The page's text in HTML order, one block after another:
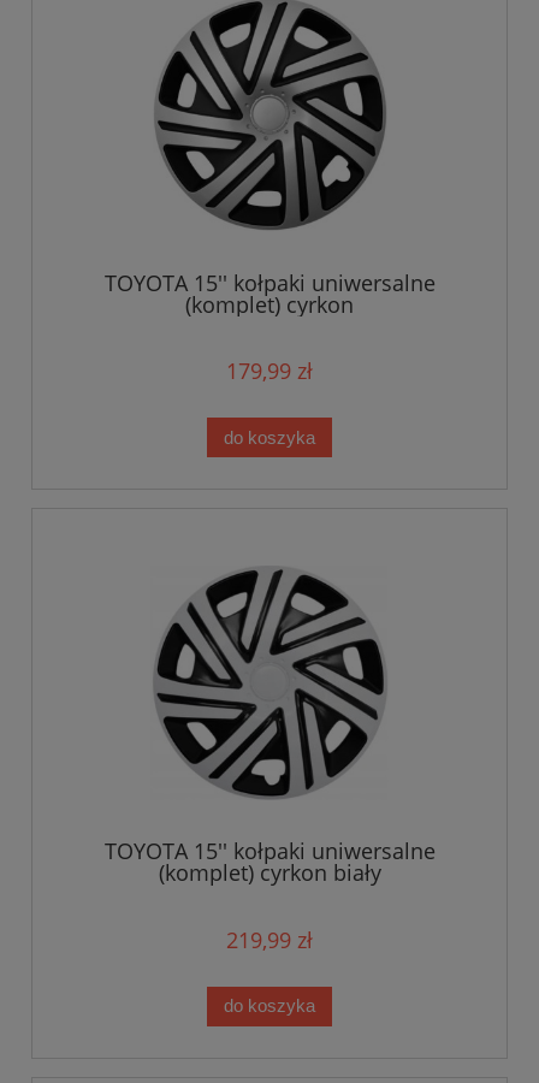
TOYOTA 15'' kołpaki uniwersalne
(komplet) cyrkon
179,99 zł
do koszyka
TOYOTA 15'' kołpaki uniwersalne
(komplet) cyrkon biały
219,99 zł
do koszyka